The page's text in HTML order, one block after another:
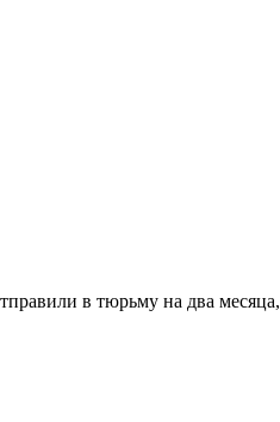
в тюрьму на два месяца,